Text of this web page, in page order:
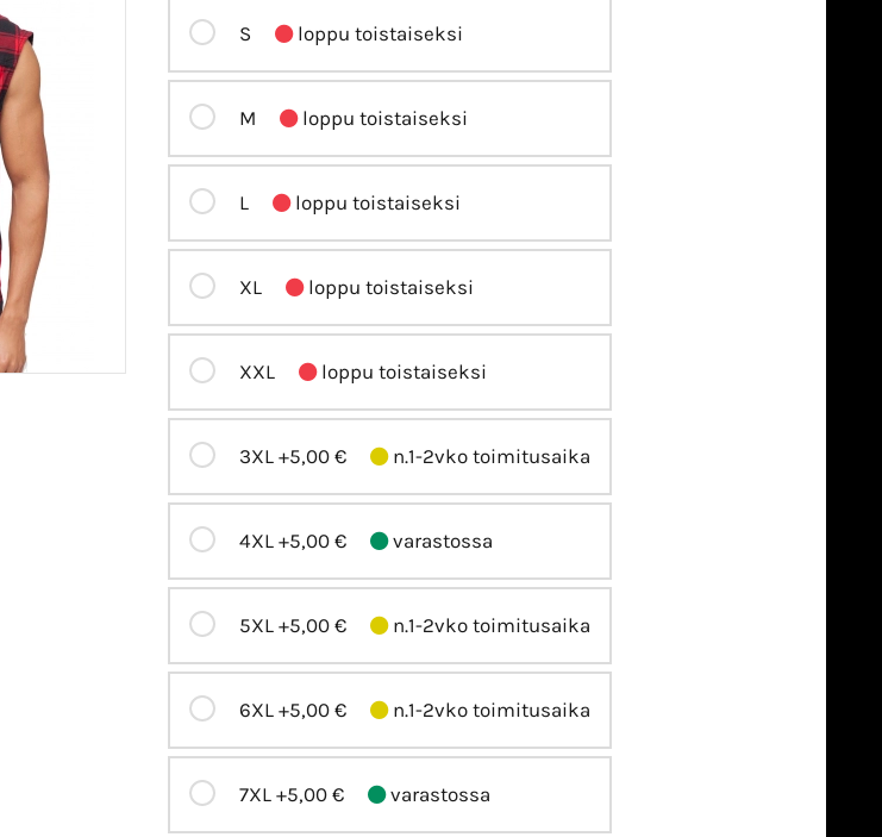
S loppu toistaiseksi
M loppu toistaiseksi
L loppu toistaiseksi
XL loppu toistaiseksi
XXL loppu toistaiseksi
3XL +5,00 € n.1-2vko toimitusaika
4XL +5,00 € varastossa
5XL +5,00 € n.1-2vko toimitusaika
6XL +5,00 € n.1-2vko toimitusaika
7XL +5,00 € varastossa